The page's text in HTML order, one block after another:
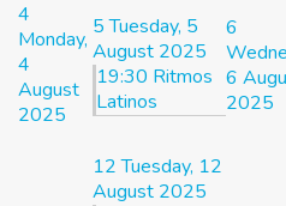
4
Monday,
4
August
2025
5 Tuesday, 5
August 2025
19:30 Ritmos
Latinos
6
6
2025
12 Tuesday, 12
August 2025